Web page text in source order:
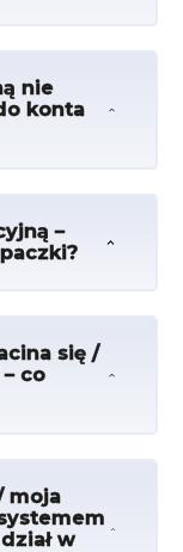
nie
konta
–
się /
co
moja
w